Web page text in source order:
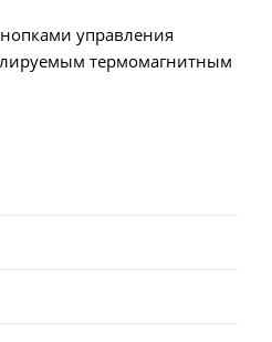
управления
термомагнитным